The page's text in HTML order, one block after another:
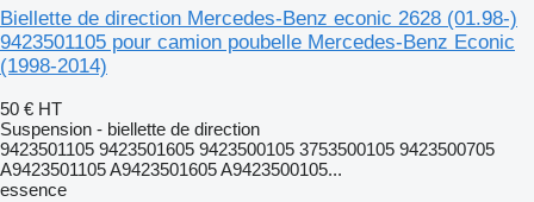
Biellette de direction Mercedes-Benz econic 2628 (01.98-)
9423501105 pour camion poubelle Mercedes-Benz Econic
(1998-2014)
50 € HT
Suspension - biellette de direction
9423501105 9423501605 9423500105 3753500105 9423500705
A9423501105 A9423501605 A9423500105...
essence